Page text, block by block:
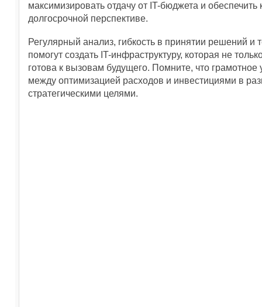
максимизировать отдачу от IT-бюджета и
долгосрочной перспективе.
Регулярный анализ, гибкость в принятии решений
помогут создать IT-инфраструктуру, которая не
готова к вызовам будущего. Помните, что
между оптимизацией расходов и инвестициями в
стратегическими целями.